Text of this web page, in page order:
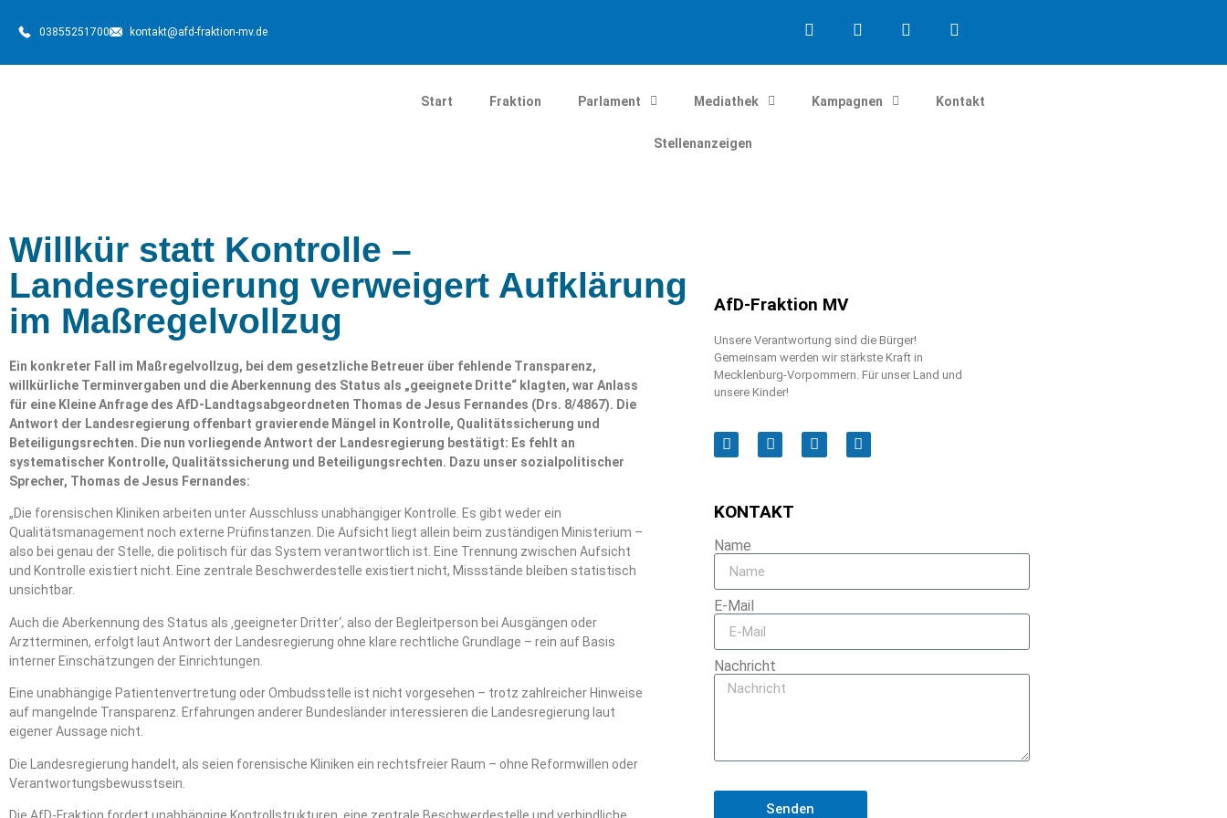
03855251700 kontakt@afd-fraktion-mv.de
Start Fraktion Parlament Mediathek Kampagnen Kontakt
Stellenanzeigen
Willkür statt Kontrolle –
Landesregierung verweigert Aufklärung
im Maßregelvollzug
Ein konkreter Fall im Maßregelvollzug, bei dem gesetzliche Betreuer über fehlende Transparenz,
willkürliche Terminvergaben und die Aberkennung des Status als „geeignete Dritte“ klagten, war Anlass
für eine Kleine Anfrage des AfD-Landtagsabgeordneten Thomas de Jesus Fernandes (Drs. 8/4867). Die
Antwort der Landesregierung offenbart gravierende Mängel in Kontrolle, Qualitätssicherung und
Beteiligungsrechten. Die nun vorliegende Antwort der Landesregierung bestätigt: Es fehlt an
systematischer Kontrolle, Qualitätssicherung und Beteiligungsrechten. Dazu unser sozialpolitischer
Sprecher, Thomas de Jesus Fernandes:
„Die forensischen Kliniken arbeiten unter Ausschluss unabhängiger Kontrolle. Es gibt weder ein
Qualitätsmanagement noch externe Prüfinstanzen. Die Aufsicht liegt allein beim zuständigen Ministerium –
also bei genau der Stelle, die politisch für das System verantwortlich ist. Eine Trennung zwischen Aufsicht
und Kontrolle existiert nicht. Eine zentrale Beschwerdestelle existiert nicht, Missstände bleiben statistisch
unsichtbar.
Auch die Aberkennung des Status als ‚geeigneter Dritter‘, also der Begleitperson bei Ausgängen oder
Arztterminen, erfolgt laut Antwort der Landesregierung ohne klare rechtliche Grundlage – rein auf Basis
interner Einschätzungen der Einrichtungen.
Eine unabhängige Patientenvertretung oder Ombudsstelle ist nicht vorgesehen – trotz zahlreicher Hinweise
auf mangelnde Transparenz. Erfahrungen anderer Bundesländer interessieren die Landesregierung laut
eigener Aussage nicht.
Die Landesregierung handelt, als seien forensische Kliniken ein rechtsfreier Raum – ohne Reformwillen oder
Verantwortungsbewusstsein.
AfD-Fraktion MV
Unsere Verantwortung sind die Bürger!
Gemeinsam werden wir stärkste Kraft in
Mecklenburg-Vorpommern. Für unser Land und
unsere Kinder!
KONTAKT
Name
E-Mail
Nachricht
Senden